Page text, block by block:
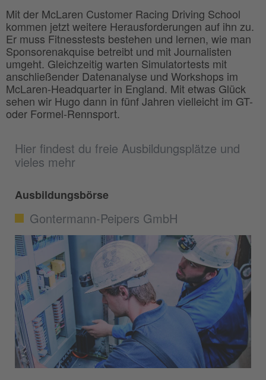
Hier findest du freie Ausbildungsplätze und
vieles mehr
Ausbildungsbörse
Gontermann-Peipers GmbH
Mit der McLaren Customer Racing Driving School
kommen jetzt weitere Herausforderungen auf ihn zu.
Er muss Fitnesstests bestehen und lernen, wie man
Sponsorenakquise betreibt und mit Journalisten
umgeht. Gleichzeitig warten Simulatortests mit
anschließender Datenanalyse und Workshops im
McLaren-Headquarter in England. Mit etwas Glück
sehen wir Hugo dann in fünf Jahren vielleicht im GT-
oder Formel-Rennsport.